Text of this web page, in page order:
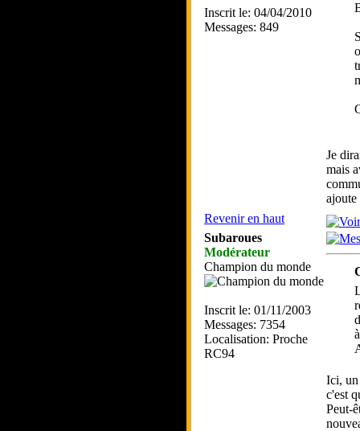
Inscrit le: 04/04/2010
Messages: 849
Je
mais
Revenir en haut
Subaroues
Modérateur
Champion du monde
Inscrit le: 01/11/2003
Messages: 7354
Localisation: Proche
RC94
Ici, un
c'est
Peut-